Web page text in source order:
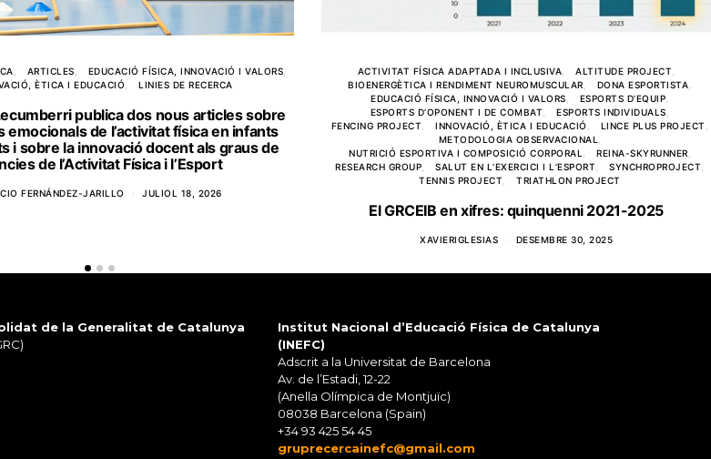
ARTICLES
EDUCACIÓ FÍSICA, INNOVACIÓ I VALORS
ÈTICA I EDUCACIÓ
LINIES DE RECERCA
publica dos nous articles sobre
emocionals de l’activitat física en infants
i sobre la innovació docent als graus de
de l’Activitat Física i l’Esport
FERNÁNDEZ-JARILLO JULIOL 18, 2026
ACTIVITAT FÍSICA ADAPTADA I INCLUSIVA
ALTITUDE PROJECT
BIOENERGÈTICA I RENDIMENT NEUROMUSCULAR
DONA ESPORTISTA
EDUCACIÓ FÍSICA, INNOVACIÓ I VALORS
ESPORTS D’EQUIP
ESPORTS D’OPONENT I DE COMBAT
ESPORTS INDIVIDUALS
FENCING PROJECT
INNOVACIÓ, ÈTICA I EDUCACIÓ
LINCE PLUS PROJECT
METODOLOGIA OBSERVACIONAL
NUTRICIÓ ESPORTIVA I COMPOSICIÓ CORPORAL
REINA-SKYRUNNER
RESEARCH GROUP
SALUT EN L’EXERCICI I L’ESPORT
SYNCHROPROJECT
TENNIS PROJECT
TRIATHLON PROJECT
El GRCEIB en xifres: quinquenni 2021-2025
XAVIERIGLESIAS DESEMBRE 30, 2025
de la Generalitat de Catalunya
Institut Nacional d’Educació Física de Catalunya
(INEFC)
Adscrit a la Universitat de Barcelona
Av. de l’Estadi, 12-22
(Anella Olímpica de Montjuïc)
08038 Barcelona (Spain)
+34 93 425 54 45
gruprecercainefc@gmail.com